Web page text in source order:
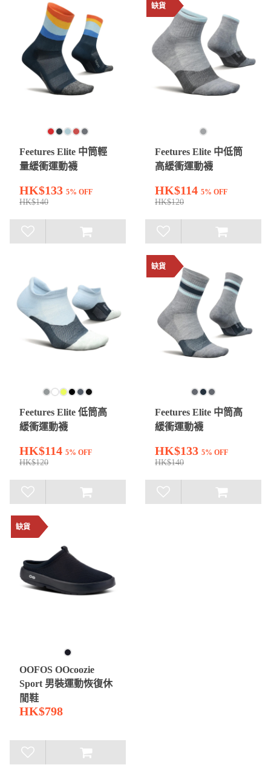
Feetures Elite 中筒輕
量緩衝運動襪
HK$133 5% OFF
HK$140
缺貨
Feetures Elite 中低筒
高緩衝運動襪
HK$114 5% OFF
HK$120
Feetures Elite 低筒高
緩衝運動襪
HK$114 5% OFF
HK$120
缺貨
Feetures Elite 中筒高
緩衝運動襪
HK$133 5% OFF
HK$140
缺貨
OOFOS OOcoozie
Sport 男裝運動恢復休
閒鞋
HK$798